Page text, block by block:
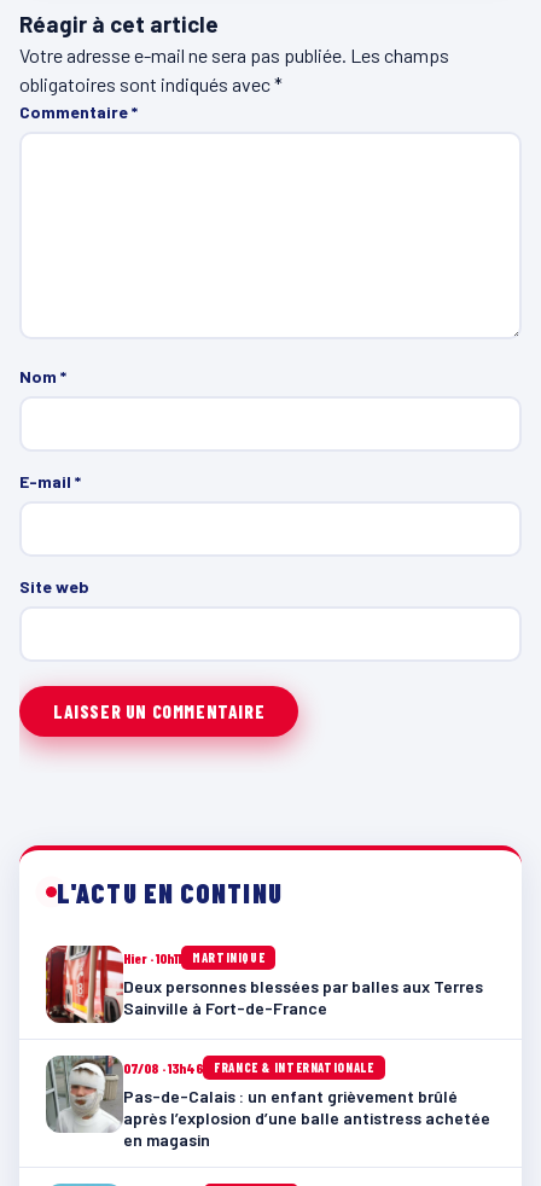
Réagir à cet article
Votre adresse e-mail ne sera pas publiée. Les champs
obligatoires sont indiqués avec*
Commentaire*
Nom *
E-mail *
Site web
L'ACTU EN CONTINU
Hier · 10h11 MARTINIQUE
Deux personnes blessées par balles aux Terres
Sainville à Fort-de-France
07/08 · 13h46 FRANCE & INTERNATIONALE
Pas-de-Calais : un enfant grièvement brûlé
après l’explosion d’une balle antistress achetée
en magasin